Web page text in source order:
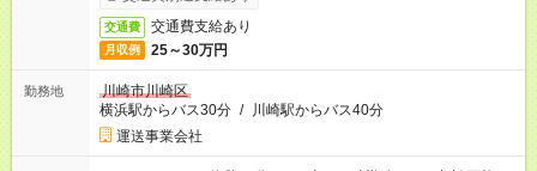
交通費 交通費支給あり
月収例 25～30万円
勤務地
川崎市川崎区
横浜駅からバス30分 / 川崎駅からバス40分
運送事業会社